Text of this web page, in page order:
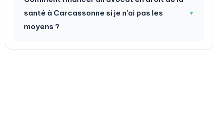
santé à Carcassonne si je n'ai pas les
moyens ?
▼